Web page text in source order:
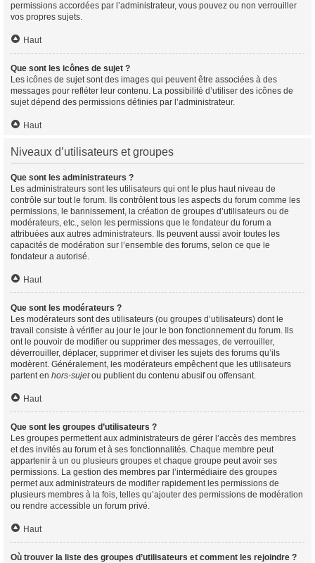
permissions accordées par l’administrateur, vous pouvez ou non verrouiller
vos propres sujets.
Haut
Que sont les icônes de sujet ?
Les icônes de sujet sont des images qui peuvent être associées à des
messages pour refléter leur contenu. La possibilité d’utiliser des icônes de
sujet dépend des permissions définies par l’administrateur.
Haut
Niveaux d’utilisateurs et groupes
Que sont les administrateurs ?
Les administrateurs sont les utilisateurs qui ont le plus haut niveau de
contrôle sur tout le forum. Ils contrôlent tous les aspects du forum comme les
permissions, le bannissement, la création de groupes d’utilisateurs ou de
modérateurs, etc., selon les permissions que le fondateur du forum a
attribuées aux autres administrateurs. Ils peuvent aussi avoir toutes les
capacités de modération sur l’ensemble des forums, selon ce que le
fondateur a autorisé.
Haut
Que sont les modérateurs ?
Les modérateurs sont des utilisateurs (ou groupes d’utilisateurs) dont le
travail consiste à vérifier au jour le jour le bon fonctionnement du forum. Ils
ont le pouvoir de modifier ou supprimer des messages, de verrouiller,
déverrouiller, déplacer, supprimer et diviser les sujets des forums qu’ils
modèrent. Généralement, les modérateurs empêchent que les utilisateurs
partent en hors-sujetou publient du contenu abusif ou offensant.
Haut
Que sont les groupes d’utilisateurs ?
Les groupes permettent aux administrateurs de gérer l’accès des membres
et des invités au forum et à ses fonctionnalités. Chaque membre peut
appartenir à un ou plusieurs groupes et chaque groupe peut avoir ses
permissions. La gestion des membres par l’intermédiaire des groupes
permet aux administrateurs de modifier rapidement les permissions de
plusieurs membres à la fois, telles qu’ajouter des permissions de modération
ou rendre accessible un forum privé.
Haut
Où trouver la liste des groupes d’utilisateurs et comment les rejoindre ?